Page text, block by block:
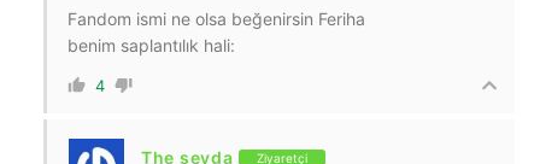
Fandom ismi ne olsa beğenirsin Feriha
benim saplantılık hali:
4
The şeyda Ziyaretçi